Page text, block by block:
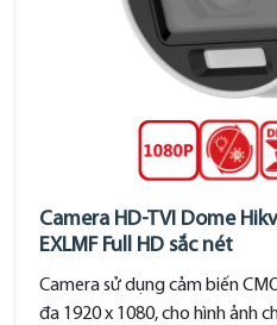
Camera HD-TVI Dome
EXLMF Full HD sắc nét
Camera sử dụng cảm biến
đa 1920 x 1080, cho hình ảnh